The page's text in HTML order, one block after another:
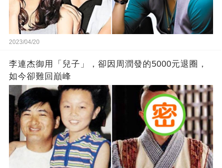
2023/04/20
李連杰御用「兒子」，卻因周潤發的5000元退圈，
如今卻難回巔峰